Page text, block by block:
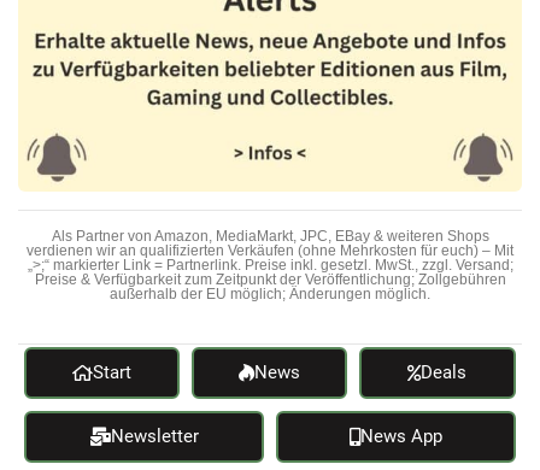
Als Partner von Amazon, MediaMarkt, JPC, EBay & weiteren Shops
verdienen wir an qualifizierten Verkäufen (ohne Mehrkosten für euch) – Mit
„>;“ markierter Link = Partnerlink. Preise inkl. gesetzl. MwSt., zzgl. Versand;
Preise & Verfügbarkeit zum Zeitpunkt der Veröffentlichung; Zollgebühren
außerhalb der EU möglich; Änderungen möglich.
Start News Deals
Newsletter News App